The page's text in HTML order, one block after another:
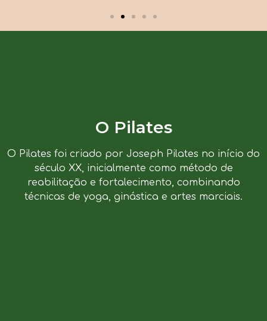
O Pilates
O Pilates foi criado por Joseph Pilates no início do
século XX, inicialmente como método de
reabilitação e fortalecimento, combinando
técnicas de yoga, ginástica e artes marciais.